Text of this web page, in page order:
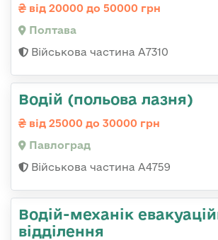
від 20000 до 50000 грн
Полтава
Військова частина А7310
Водій (польова лазня)
від 25000 до 30000 грн
Павлоград
Військова частина А4759
Водій-механік
відділення